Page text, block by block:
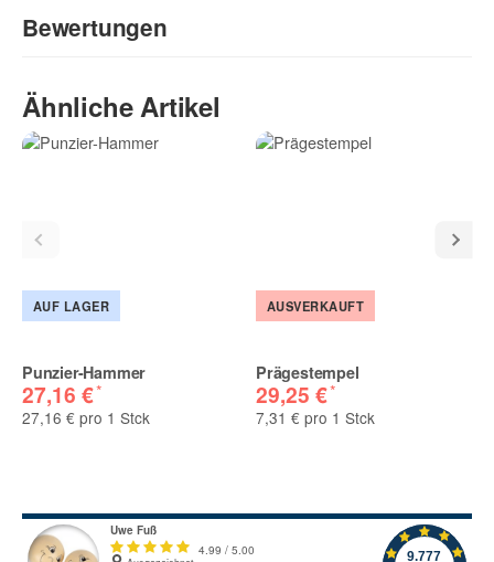
Bewertungen
Sie Anderen bei der Kaufentscheidung:
Ähnliche Artikel
AUF LAGER
Punzier-Hammer
27,16 €*
27,16 € pro 1 Stck
AUSVERKAUFT
Prägestempel
29,25 €*
7,31 € pro 1 Stck